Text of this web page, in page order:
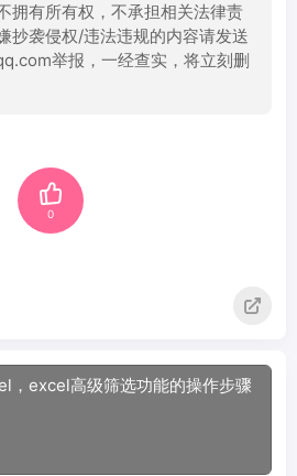
拥有所有权，不承担相关法律责
抄袭侵权/违法违规的内容请发送
举报，一经查实，将立刻删
0
，excel高级筛选功能的操作步骤